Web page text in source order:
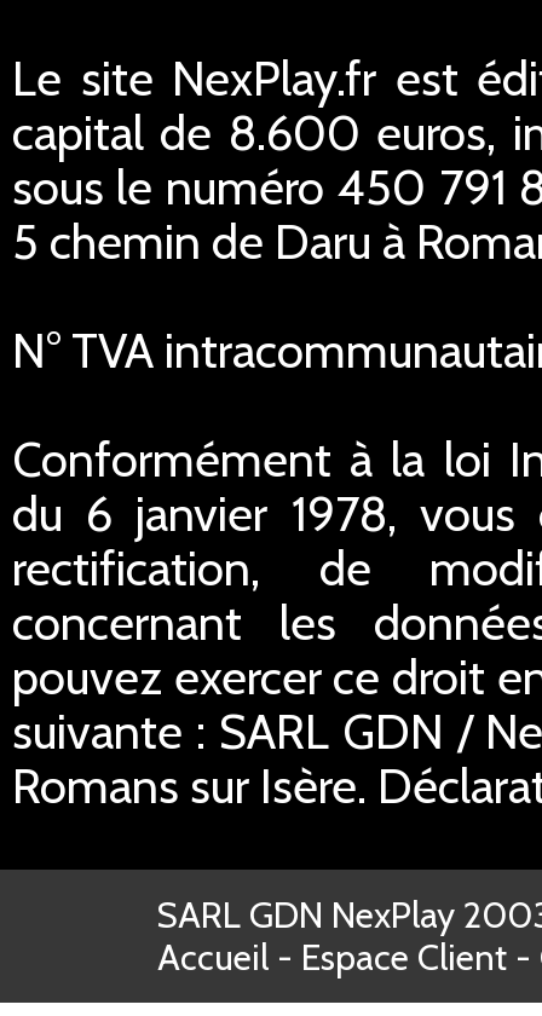
Le site NexPlay.fr est
capital de 8.600 euros,
sous le numéro 450 791
5 chemin de Daru à
N° TVA
Conformément à la loi
du 6 janvier 1978,
rectification, de
concernant les
pouvez exercer ce droit
suivante : SARL GDN /
Romans sur Isère.
SARL GDN NexPlay
Accueil - Espace Client -